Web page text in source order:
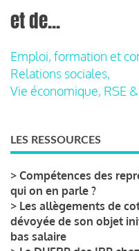
et de...
Emploi, formation et
Relations sociales,
Vie économique, RSE
LES RESSOURCES
> Compétences des
qui on en parle ?
> Les allègements de
dévoyée de son objet
bas salaire